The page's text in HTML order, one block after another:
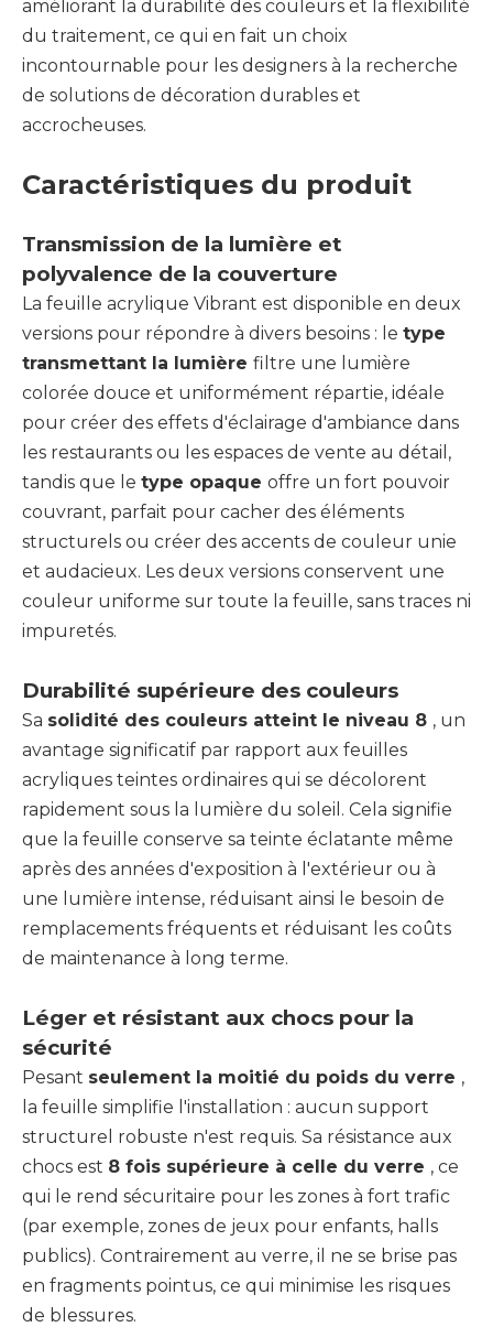
améliorant la durabilité des couleurs et la flexibilité
du traitement, ce qui en fait un choix
incontournable pour les designers à la recherche
de solutions de décoration durables et
accrocheuses.
Caractéristiques du produit
Transmission de la lumière et
polyvalence de la couverture
La feuille acrylique Vibrant est disponible en deux
versions pour répondre à divers besoins : le type
transmettant la lumière filtre une lumière
colorée douce et uniformément répartie, idéale
pour créer des effets d'éclairage d'ambiance dans
les restaurants ou les espaces de vente au détail,
tandis que le type opaque offre un fort pouvoir
couvrant, parfait pour cacher des éléments
structurels ou créer des accents de couleur unie
et audacieux. Les deux versions conservent une
couleur uniforme sur toute la feuille, sans traces ni
impuretés.
Durabilité supérieure des couleurs
Sa solidité des couleurs atteint le niveau 8 , un
avantage significatif par rapport aux feuilles
acryliques teintes ordinaires qui se décolorent
rapidement sous la lumière du soleil. Cela signifie
que la feuille conserve sa teinte éclatante même
après des années d'exposition à l'extérieur ou à
une lumière intense, réduisant ainsi le besoin de
remplacements fréquents et réduisant les coûts
de maintenance à long terme.
Léger et résistant aux chocs pour la
sécurité
Pesant seulement la moitié du poids du verre ,
la feuille simplifie l'installation : aucun support
structurel robuste n'est requis. Sa résistance aux
chocs est 8 fois supérieure à celle du verre , ce
qui le rend sécuritaire pour les zones à fort trafic
(par exemple, zones de jeux pour enfants, halls
publics). Contrairement au verre, il ne se brise pas
en fragments pointus, ce qui minimise les risques
de blessures.